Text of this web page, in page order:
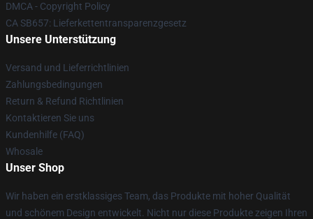
DMCA - Copyright Policy
CA SB657: Lieferkettentransparenzgesetz
Unsere Unterstützung
Versand und Lieferrichtlinien
Zahlungsbedingungen
Return & Refund Richtlinien
Kontaktieren Sie uns
Kundenhilfe (FAQ)
Whosale
Unser Shop
Wir haben ein erstklassiges Team, das Produkte mit hoher Qualität
und schönem Design entwickelt. Nicht nur diese Produkte zeigen Ihren